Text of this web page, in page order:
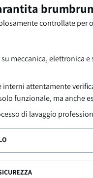
controllate per
meccanica, elettronica e
interni attentamente
funzionale, ma anche
di lavaggio